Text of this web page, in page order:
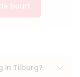
buurt
in Tilburg?